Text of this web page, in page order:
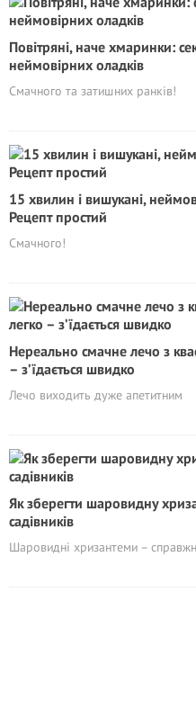
Повітряні, наче хмаринки:
неймовірних оладків
Смачного та затишних ранків!
15 хвилин і вишукані,
Рецепт простий
Смачного!
Нереально смачне лечо з
– з’їдається швидко
Лечо виходить дуже апетитним
Як зберегти шаровидну
садівників
Шаровидні хризантеми –